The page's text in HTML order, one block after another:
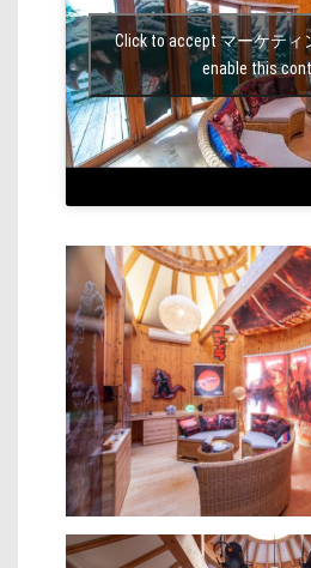
Click to accept マーケティ
enable this